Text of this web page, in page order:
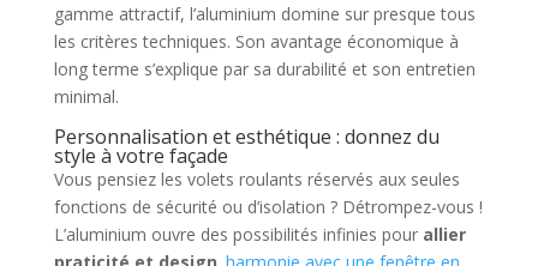
gamme attractif, l’aluminium domine sur presque tous
les critères techniques. Son avantage économique à
long terme s’explique par sa durabilité et son entretien
minimal.
Personnalisation et esthétique : donnez du
style à votre façade
Vous pensiez les volets roulants réservés aux seules
fonctions de sécurité ou d’isolation ? Détrompez-vous !
L’aluminium ouvre des possibilités infinies pour allier